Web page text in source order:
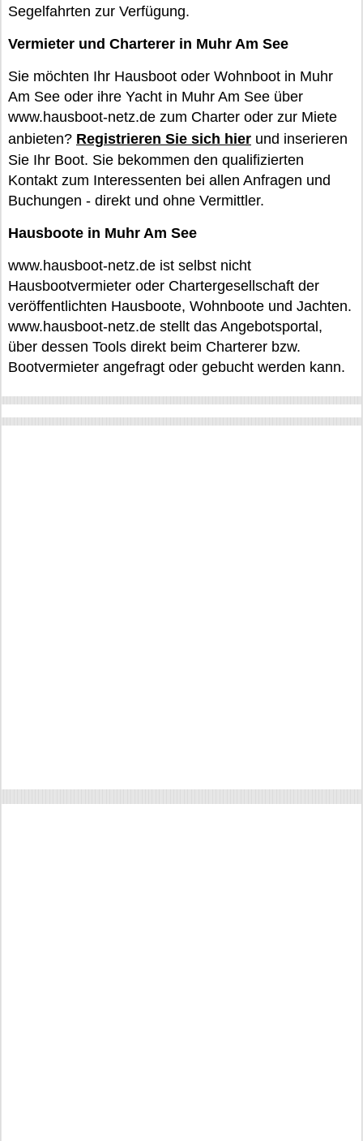
Segelfahrten zur Verfügung.
Vermieter und Charterer in Muhr Am See
Sie möchten Ihr Hausboot oder Wohnboot in Muhr
Am See oder ihre Yacht in Muhr Am See über
www.hausboot-netz.de zum Charter oder zur Miete
anbieten? Registrieren Sie sich hier und inserieren
Sie Ihr Boot. Sie bekommen den qualifizierten
Kontakt zum Interessenten bei allen Anfragen und
Buchungen - direkt und ohne Vermittler.
Hausboote in Muhr Am See
www.hausboot-netz.de ist selbst nicht
Hausbootvermieter oder Chartergesellschaft der
veröffentlichten Hausboote, Wohnboote und Jachten.
www.hausboot-netz.de stellt das Angebotsportal,
über dessen Tools direkt beim Charterer bzw.
Bootvermieter angefragt oder gebucht werden kann.